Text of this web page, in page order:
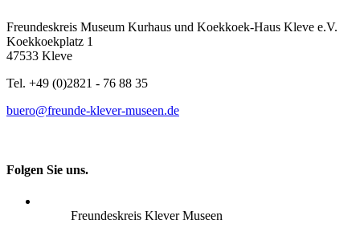
Freundeskreis Museum Kurhaus und Koekkoek-Haus Kleve e.V.
Koekkoekplatz 1
47533 Kleve
Tel. +49 (0)2821 - 76 88 35
buero@freunde-klever-museen.de
Folgen Sie uns.
Freundeskreis Klever Museen